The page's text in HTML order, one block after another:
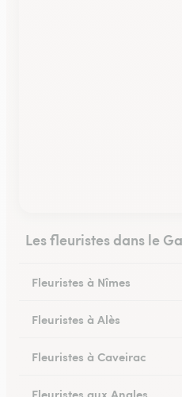
Les fleuristes dans le
Fleuristes à Nîmes
Fleuristes à Alès
Fleuristes à Caveirac
Fleuristes aux Angles